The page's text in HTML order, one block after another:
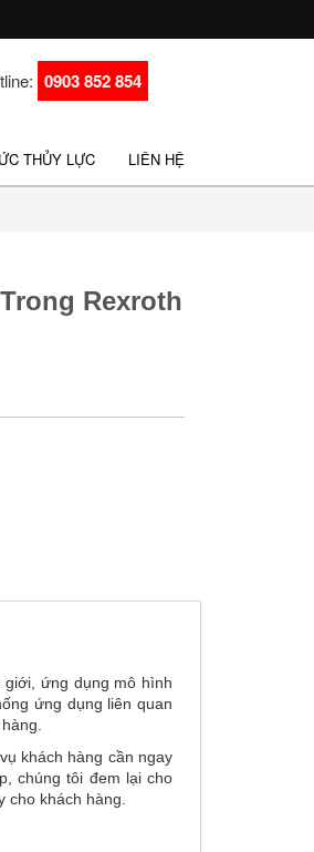
0903 852 854
THỦY LỰC LIÊN HỆ
Rexroth
giới, ứng dụng mô hình
ứng dụng liên quan
khách hàng cần ngay
chúng tôi đem lại cho
cho khách hàng.